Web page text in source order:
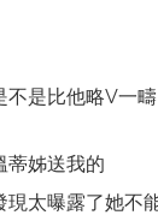
不是比他略V一疇
蒂姊送我的
現太曝露了她不